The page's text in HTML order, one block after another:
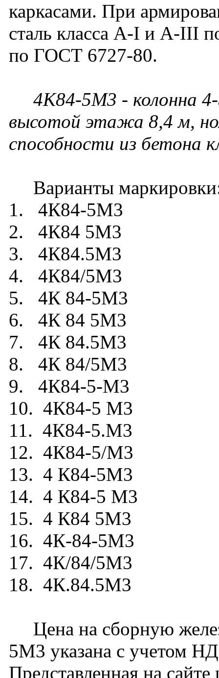
каркасами. При
сталь класса A-I и A-III
по ГОСТ 6727-80.
4К84-5М3 - колонна
высотой этажа 8,4 м,
способности из бетона
Варианты
1. 4К84-5М3
2. 4К84 5М3
3. 4К84.5М3
4. 4К84/5М3
5. 4К 84-5М3
6. 4К 84 5М3
7. 4К 84.5М3
8. 4К 84/5М3
9. 4К84-5-М3
10. 4К84-5 М3
11. 4К84-5.М3
12. 4К84-5/М3
13. 4 К84-5М3
14. 4 К84-5 М3
15. 4 К84 5М3
16. 4К-84-5М3
17. 4К/84/5М3
18. 4К.84.5М3
Цена на сборную
5М3 указана с учетом
Представленная на